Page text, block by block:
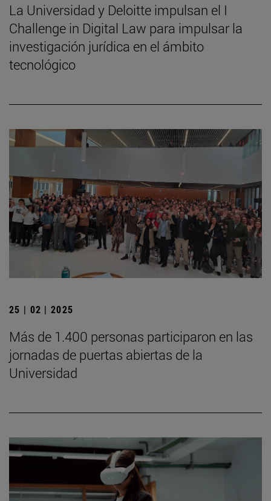
La Universidad y Deloitte impulsan el I
Challenge in Digital Law para impulsar la
investigación jurídica en el ámbito
tecnológico
25 | 02 | 2025
Más de 1.400 personas participaron en las
jornadas de puertas abiertas de la
Universidad